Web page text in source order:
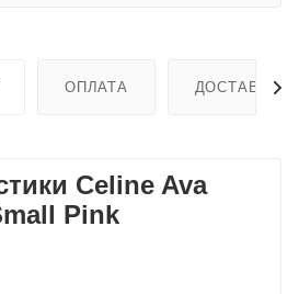
ОПЛАТА ДОСТАВКА
Celine Ava
Pink